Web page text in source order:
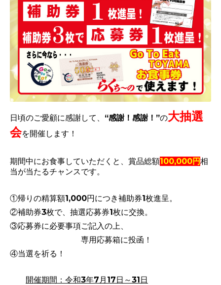
日頃のご愛顧に感謝して、“感謝！感謝！ ”の大抽選
会を開催します！
期間中にお食事していただくと、 賞品総額100,000円相
当が当たるチャンスです。
①帰りの精算額1,000円につき補助券1枚進呈。
②補助券3枚で、抽選応募券1枚に交換。
③応募券に必要事項ご記入の上、
専用応募箱に投函！
④当選を祈る！
開催期間：令和3年7月17日～31日